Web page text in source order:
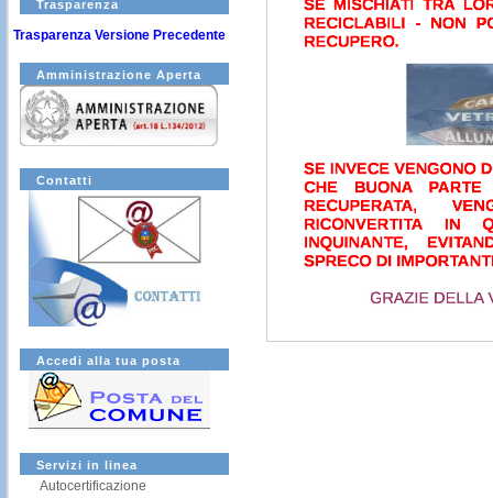
Trasparenza
Trasparenza Versione Precedente
Amministrazione Aperta
Contatti
Accedi alla tua posta
Servizi in linea
Autocertificazione